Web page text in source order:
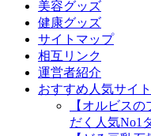
美容グッズ
健康グッズ
サイトマップ
相互リンク
運営者紹介
おすすめ人気サイト
【オルビス
だく人気No1